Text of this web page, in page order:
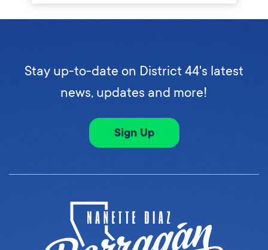
Stay up-to-date on District 44's latest
news, updates and more!
Sign Up